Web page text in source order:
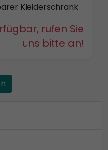
Kleiderschrank
rufen Sie
uns bitte an!